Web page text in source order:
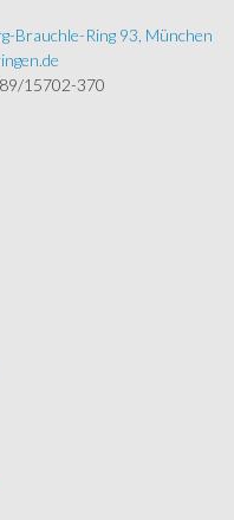
Brauchle-Ring 93, München
15702-370